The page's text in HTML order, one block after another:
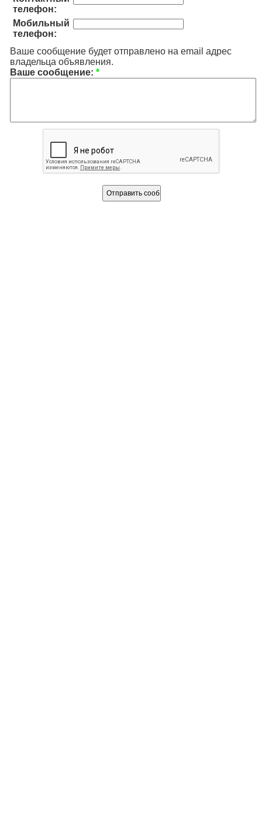
телефон:
Мобильный
телефон:
Ваше сообщение будет отправлено на email адрес
владельца объявления.
Ваше сообщение: *